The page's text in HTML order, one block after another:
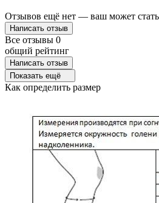
Отзывов ещё нет — ваш может
Написать отзыв
Все отзывы 0
общий рейтинг
Написать отзыв
Показать ещё
Как определить размер